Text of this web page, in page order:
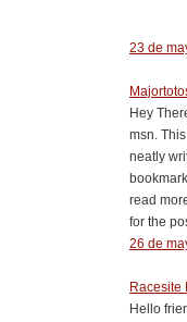
23 de
Hey
msn.
neatly
read
for the
26 de
Racesite
Hello